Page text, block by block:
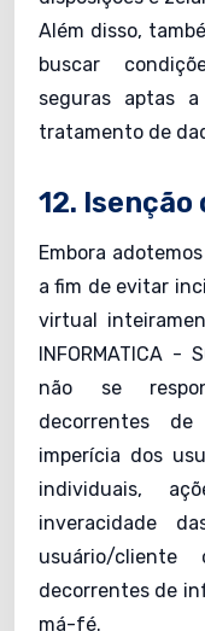
Além disso,
buscar
seguras aptas
tratamento de
12.
Embora
a fim de evitar
virtual
INFORMATICA -
não se
decorrentes
imperícia dos
individuais,
inveracidade
usuário/cliente
decorrentes de
má-fé.